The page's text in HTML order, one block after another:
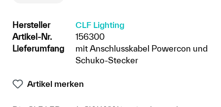
Hersteller
CLF Lighting
Artikel-Nr.
156300
Lieferumfang
mit Anschlusskabel Powercon und
Schuko-Stecker
Artikel merken